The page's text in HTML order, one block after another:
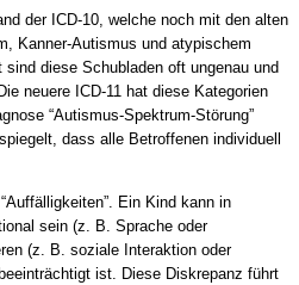
der ICD-10, welche noch mit den alten
Kanner-Autismus und atypischem
diese Schubladen oft ungenau und
neuere ICD-11 hat diese Kategorien
“Autismus-Spektrum-Störung”
dass alle Betroffenen individuell
Ein Kind kann in
sein (z. B. Sprache oder
(z. B. soziale Interaktion oder
ist. Diese Diskrepanz führt